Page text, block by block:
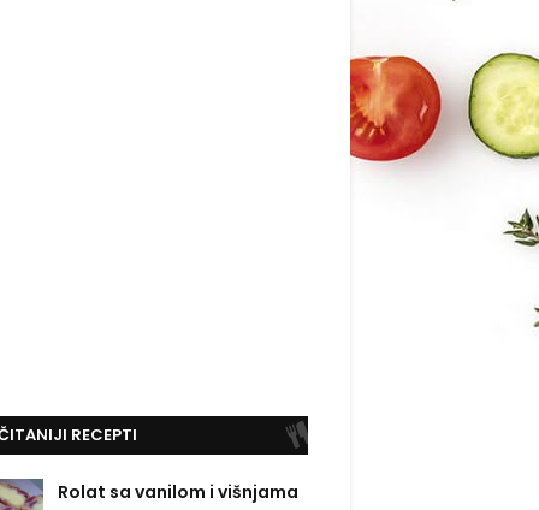
RECEPTI
Rolat sa vanilom i višnjama